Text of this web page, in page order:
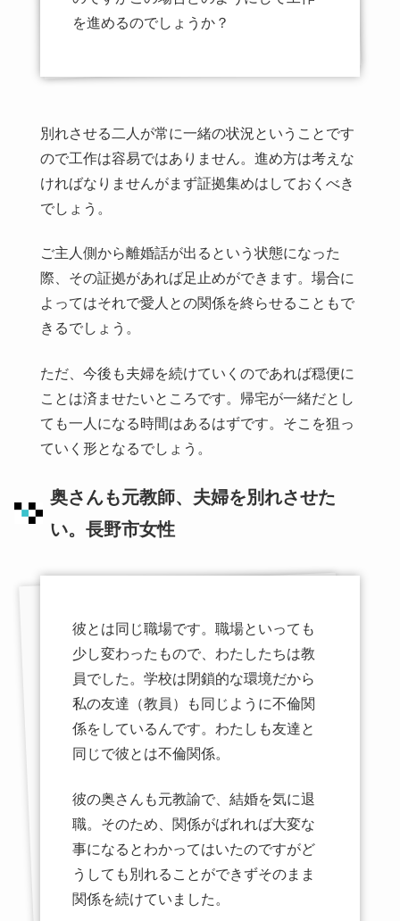
を進めるのでしょうか？
別れさせる二人が常に一緒の状況ということです
ので工作は容易ではありません。進め方は考えな
ければなりませんがまず証拠集めはしておくべき
でしょう。
ご主人側から離婚話が出るという状態になった
際、その証拠があれば足止めができます。場合に
よってはそれで愛人との関係を終らせることもで
きるでしょう。
ただ、今後も夫婦を続けていくのであれば穏便に
ことは済ませたいところです。帰宅が一緒だとし
ても一人になる時間はあるはずです。そこを狙っ
ていく形となるでしょう。
奥さんも元教師、夫婦を別れさせた
い。長野市女性
彼とは同じ職場です。職場といっても
少し変わったもので、わたしたちは教
員でした。学校は閉鎖的な環境だから
私の友達（教員）も同じように不倫関
係をしているんです。わたしも友達と
同じで彼とは不倫関係。
彼の奥さんも元教諭で、結婚を気に退
職。そのため、関係がばれれば大変な
事になるとわかってはいたのですがど
うしても別れることができずそのまま
関係を続けていました。